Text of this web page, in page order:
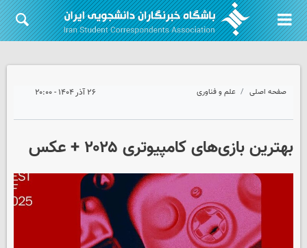
صفحه اصلی علم و فناوری ۲۶ آذر ۱۴۰۴ - ۲۰:۰۰
بهترین بازی‌های کامپیوتری ۲۰۲۵ + عکس